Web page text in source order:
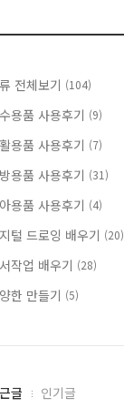
전체보기 (104)
용품 사용후기 (9)
용품 사용후기 (7)
용품 사용후기 (31)
용품 사용후기 (4)
털 드로잉 배우기 (20)
작업 배우기 (28)
한 만들기 (5)
글 인기글